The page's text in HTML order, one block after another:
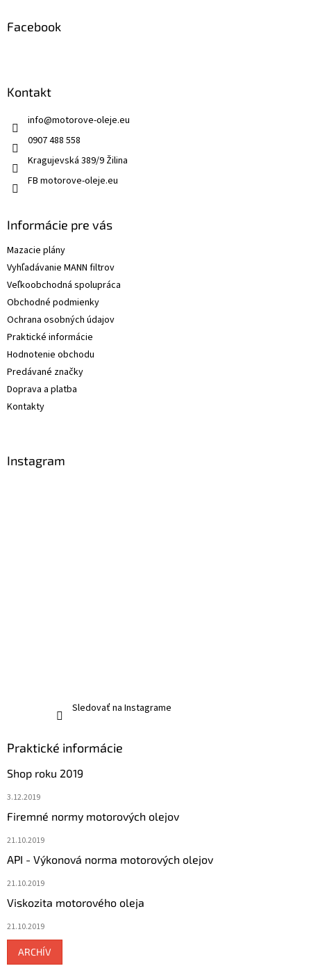
Facebook
Kontakt
info@motorove-oleje.eu
0907 488 558
Kragujevská 389/9 Žilina
FB motorove-oleje.eu
Informácie pre vás
Mazacie plány
Vyhľadávanie MANN filtrov
Veľkoobchodná spolupráca
Obchodné podmienky
Ochrana osobných údajov
Praktické informácie
Hodnotenie obchodu
Predávané značky
Doprava a platba
Kontakty
Instagram
Sledovať na Instagrame
Praktické informácie
Shop roku 2019
3.12.2019
Firemné normy motorových olejov
21.10.2019
API - Výkonová norma motorových olejov
21.10.2019
Viskozita motorového oleja
21.10.2019
ARCHÍV